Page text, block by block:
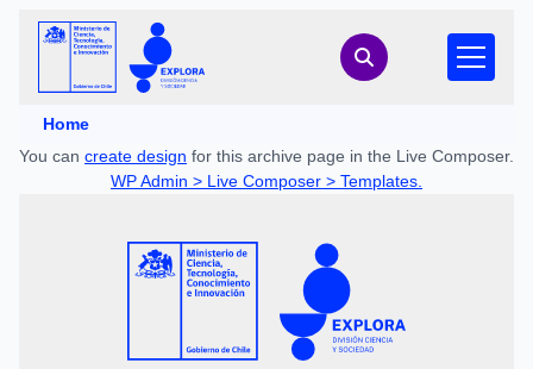
Home
You can create design for this archive page in the Live Composer.
WP Admin > Live Composer > Templates.